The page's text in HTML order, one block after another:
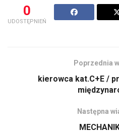
0
UDOSTĘPNIEŃ
Poprzednia
kierowca kat.C+E /
Następna